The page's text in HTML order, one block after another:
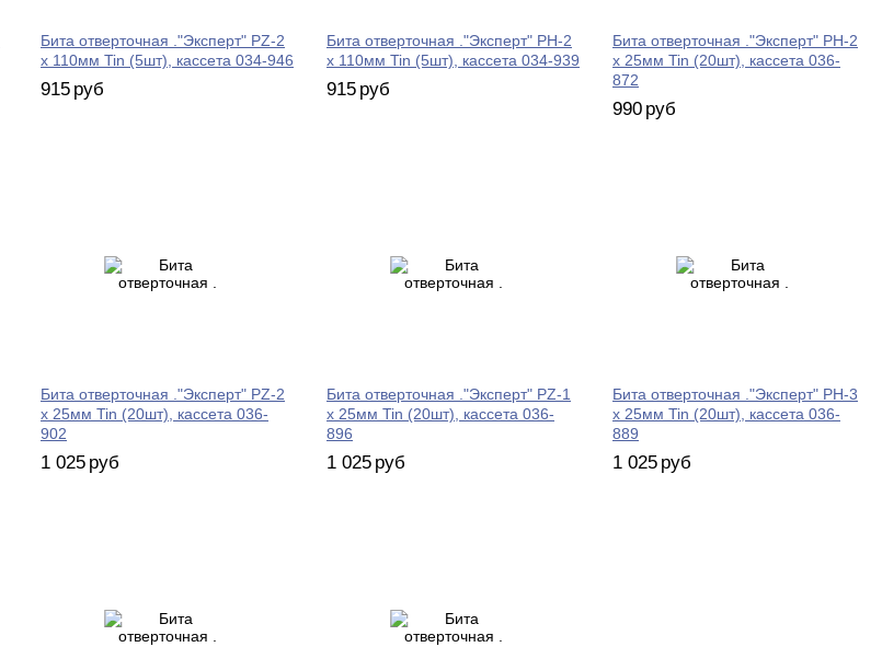
Бита отверточная ."Эксперт" PZ-2
х 110мм Tin (5шт), кассета 034-946
915 руб
Бита отверточная ."Эксперт" PH-2
х 110мм Tin (5шт), кассета 034-939
915 руб
Бита отверточная ."Эксперт" PH-2
х 25мм Tin (20шт), кассета 036-
872
990 руб
Бита отверточная ."Эксперт" PZ-2
х 25мм Tin (20шт), кассета 036-
902
1 025 руб
Бита отверточная ."Эксперт" PZ-1
х 25мм Tin (20шт), кассета 036-
896
1 025 руб
Бита отверточная ."Эксперт" PH-3
х 25мм Tin (20шт), кассета 036-
889
1 025 руб